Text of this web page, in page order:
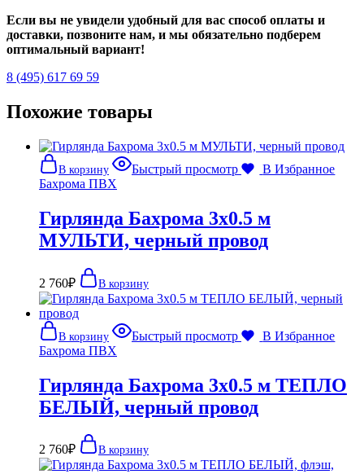
Если вы не увидели удобный для вас способ оплаты и
доставки, позвоните нам, и мы обязательно подберем
оптимальный вариант!
8 (495) 617 69 59
Похожие товары
В корзину Быстрый просмотр
В Избранное
Бахрома ПВХ
Гирлянда Бахрома 3х0.5 м
МУЛЬТИ, черный провод
2 760₽ В корзину
В корзину Быстрый просмотр
В Избранное
Бахрома ПВХ
Гирлянда Бахрома 3х0.5 м ТЕПЛО
БЕЛЫЙ, черный провод
2 760₽ В корзину